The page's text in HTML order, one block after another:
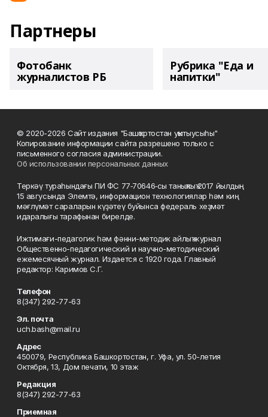
Партнеры
Фотобанк
журналистов РБ
Рубрика "Еда и
напитки"
© 2020-2026 Сайт издания "Башҡортостан уҡытыусыһы"
Копирование информации сайта разрешено только с
письменного согласия администрации.
Об использовании персональных данных
Теркәү тураһындағы ПИ ФС 77‑70646‑сы таныҡлыҡ 2017 йылдың
15 авгусында Элемтә, информацион технологиялар һәм киң
мәғлүмәт сараларын күҙәтеү буйынса федераль хеҙмәт
идаралығы тарафынан бирелде.
Ижтимағи-педагогик һәм фәнни-методик айлыҡ журнал
Общественно-педагогический и научно-методический
ежемесячный журнал. Издается с 1920 года. Главный
редактор: Каримов С.Г.
Телефон
8(347) 292-77-63
Эл. почта
uch.bash@mail.ru
Адрес
450079, Республика Башкортостан, г. Уфа, ул. 50-летия
Октября, 13, Дом печати, 10 этаж
Редакция
8(347) 292-77-63
Приемная